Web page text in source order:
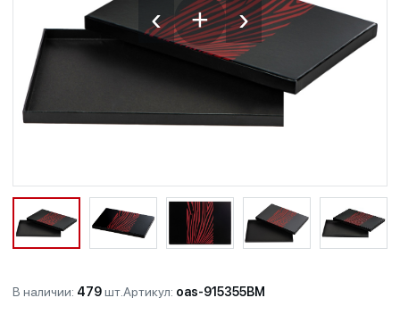
‹ + ›
В наличии: 479шт.Артикул: oas-915355BM